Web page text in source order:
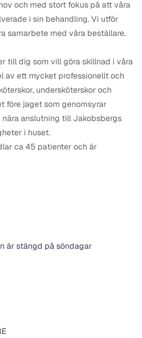
och med stort fokus på att våra
i sin behandling. Vi utför
samarbete med våra beställare.
till dig som vill göra skillnad i våra
av ett mycket professionellt och
undersköterskor och
före jaget som genomsyrar
anslutning till Jakobsbergs
i huset.
ca 45 patienter och är
är stängd på söndagar